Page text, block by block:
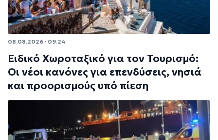
08.08.2026 · 09:24
Ειδικό Χωροταξικό για τον Τουρισμό:
Οι νέοι κανόνες για επενδύσεις, νησιά
και προορισμούς υπό πίεση